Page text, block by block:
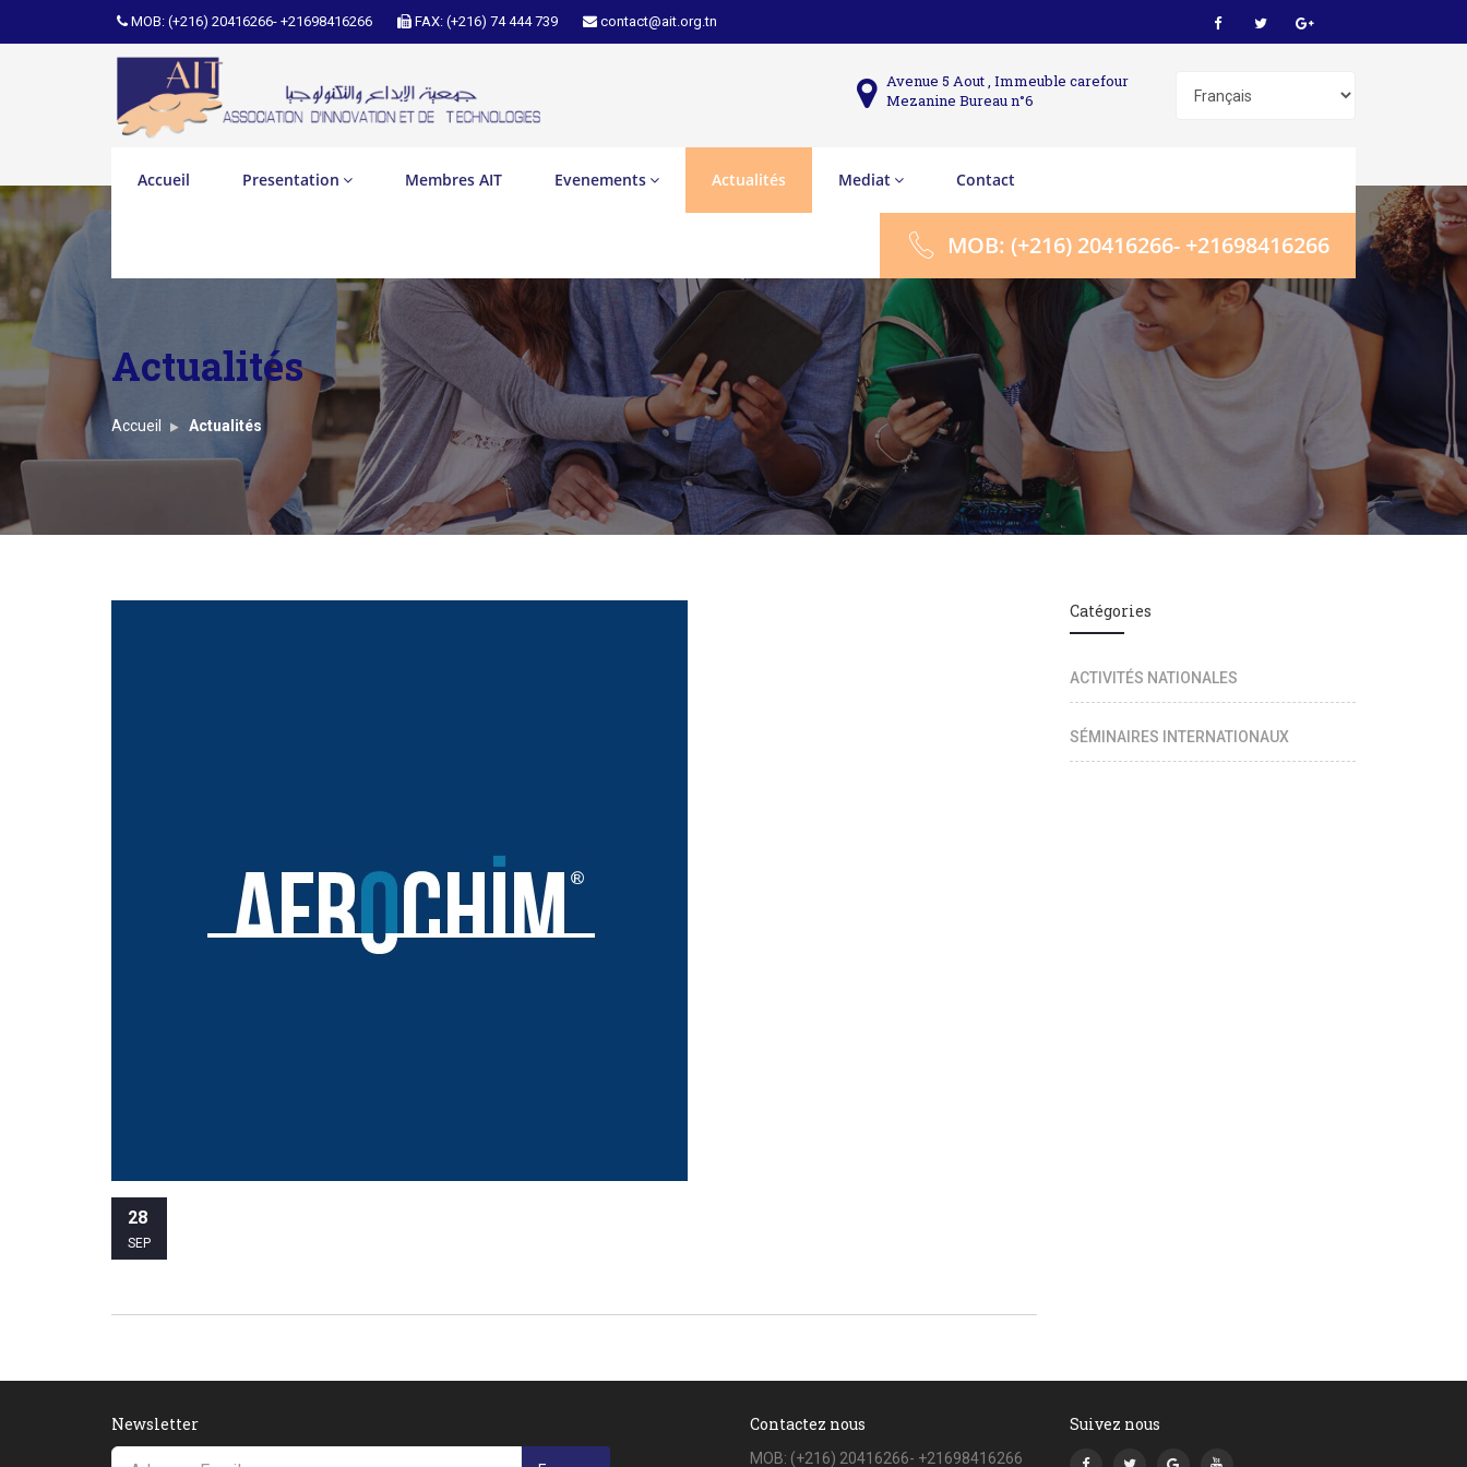
MOB: (+216) 20416266- +21698416266 FAX: (+216) 74 444 739 contact@ait.org.tn
Avenue 5 Aout , Immeuble carefour
Mezanine Bureau n°6
Accueil Presentation Membres AIT Evenements Actualités Mediat Contact
MOB: (+216) 20416266- +21698416266
Actualités
Accueil Actualités
28
SEP
Catégories
ACTIVITÉS NATIONALES
SÉMINAIRES INTERNATIONAUX
Newsletter Contactez nous
MOB: (+216) 20416266- +21698416266
Suivez nous